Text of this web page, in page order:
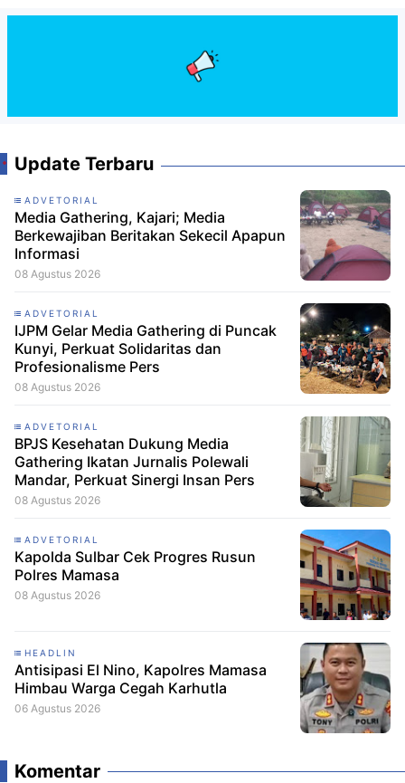
Update Terbaru
ADVETORIAL
Media Gathering, Kajari; Media
Berkewajiban Beritakan Sekecil Apapun
Informasi
08 Agustus 2026
ADVETORIAL
IJPM Gelar Media Gathering di Puncak
Kunyi, Perkuat Solidaritas dan
Profesionalisme Pers
08 Agustus 2026
ADVETORIAL
BPJS Kesehatan Dukung Media
Gathering Ikatan Jurnalis Polewali
Mandar, Perkuat Sinergi Insan Pers
08 Agustus 2026
ADVETORIAL
Kapolda Sulbar Cek Progres Rusun
Polres Mamasa
08 Agustus 2026
HEADLIN
Antisipasi El Nino, Kapolres Mamasa
Himbau Warga Cegah Karhutla
06 Agustus 2026
Komentar